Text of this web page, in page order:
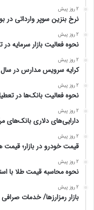
2 روز پیش
نرخ بنزین سوپر وارداتی در
2 روز پیش
نحوه فعالیت بازار سرمایه در تعطیلی ۳
2 روز پیش
کرایه سرویس مدارس در سال تحصیلی جدید
2 روز پیش
نحوه فعالیت بانک‌ها در تعطیلی ۳ روزه
2 روز پیش
دارایی‌های دلاری بانک‌های
2 روز پیش
قیمت خودرو در بازار؛ قیمت
2 روز پیش
نحوه محاسبه قیمت طلا با
2 روز پیش
بازار رمزارزها/ خدمات